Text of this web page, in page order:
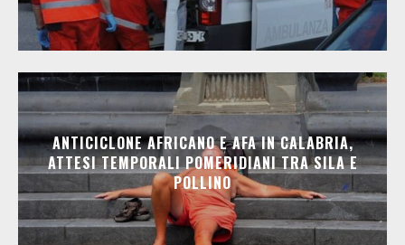
ANTICICLONE AFRICANO E AFA IN CALABRIA,
ATTESI TEMPORALI POMERIDIANI TRA SILA E
POLLINO